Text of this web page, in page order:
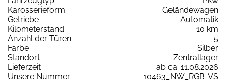
Karosserieform
Geländewagen
Getriebe
Automatik
Kilometerstand
10 km
Anzahl der Türen
5
Farbe
Silber
Standort
Zentrallager
Lieferzeit
ab ca. 11.08.2026
Unsere Nummer
10463_NW_RGB-VS